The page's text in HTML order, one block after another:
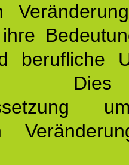
berufliche